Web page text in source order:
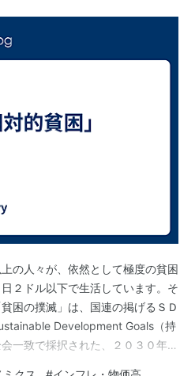
の人々が、依然として極度の貧困
２ドル以下で生活しています。そ
困の撲滅」は、国連の掲げるＳＤ
Development Goals（持
一致で採択された、２０３０年ま